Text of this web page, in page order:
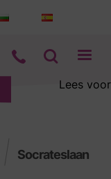
Lees voor
Socrateslaan